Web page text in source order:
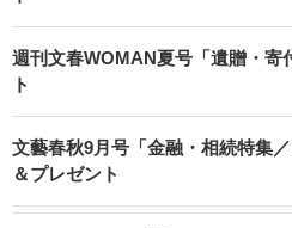
週刊文春WOMAN夏号「遺贈・寄
ト
文藝春秋9月号「金融・相続特集
＆プレゼント